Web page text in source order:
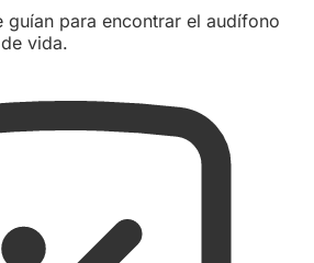
guían para encontrar el audífono
vida.